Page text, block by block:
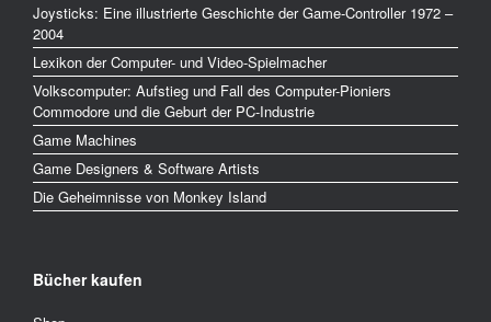
Deutsches Filmmuseum
Schaumainkai 41
60596 Frankfurt am Main
Deutschland
Routenplaner
deutsches-
filminstitut.de/filmmuseum/
info@deutsches-
6020 Innsbruck
Joysticks: Eine illustrierte Geschichte der Game-Controller 1972 –
2004
Lexikon der Computer- und Video-Spielmacher
Volkscomputer: Aufstieg und Fall des Computer-Pioniers
Commodore und die Geburt der PC-Industrie
Game Machines
Game Designers & Software Artists
Die Geheimnisse von Monkey Island
Bücher kaufen